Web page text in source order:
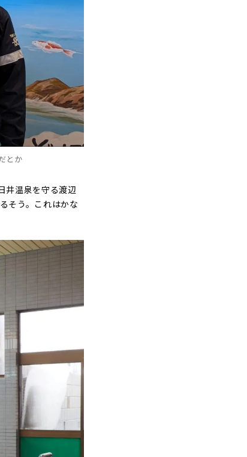
とか
井温泉を守る渡辺
そう。これはかな